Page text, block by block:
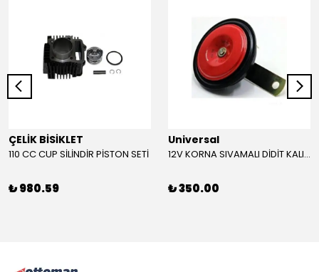
ÇELİK BİSİKLET
110 CC CUP SİLİNDİR PİSTON SETİ
₺ 980.59
Universal
12V KORNA SIVAMALI DİDİT KALIN SESLİ (KIRMIZI)
₺ 350.00